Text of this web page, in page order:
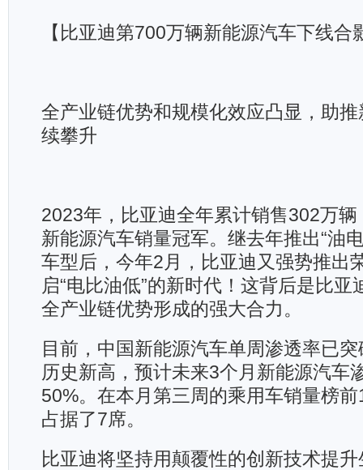
【比亚迪第700万辆新能源汽车下线合
全产业链优势和规模化效应凸显，助
续攀升
2023年，比亚迪全年累计销售302万
新能源汽车销量冠军。继去年推出“油
车型后，今年2月，比亚迪又强势推出
启“电比油低”的新时代！这背后是比亚
全产业链优势形成的强大合力。
目前，中国新能源汽车单周渗透率已
历史新高，预计未来3个月新能源汽车
50%。在本月第三周的乘用车销量榜
占据了7席。
比亚迪将坚持用颠覆性的创新技术提